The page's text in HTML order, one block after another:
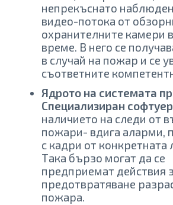
непрекъснато
видео-потока от
охранителните камери
време. В него се
в случай на пожар и се
съответните
Ядрото на системата
Специализиран
наличието на следи от
пожари- вдига аларми,
с кадри от конкретната
Така бързо могат да се
предприемат действия
предотвратяване
пожара.